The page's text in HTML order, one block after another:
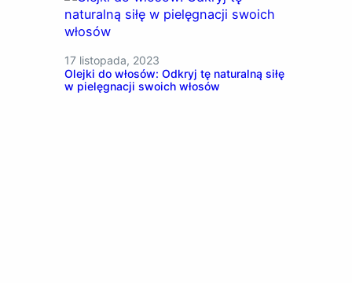
17 listopada, 2023
Olejki do włosów: Odkryj tę naturalną siłę
w pielęgnacji swoich włosów